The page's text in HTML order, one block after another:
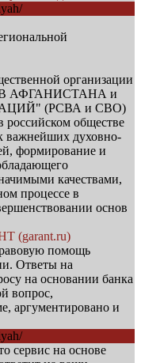
организации
АФГАНИСТАНА и
(РСВА и СВО)
российском обществе
важнейших духовно-
формирование и
качествами,
процессе в
основ
(garant.ru)
помощь
Ответы на
на основании банка
вопрос,
аргументировано и
на основе